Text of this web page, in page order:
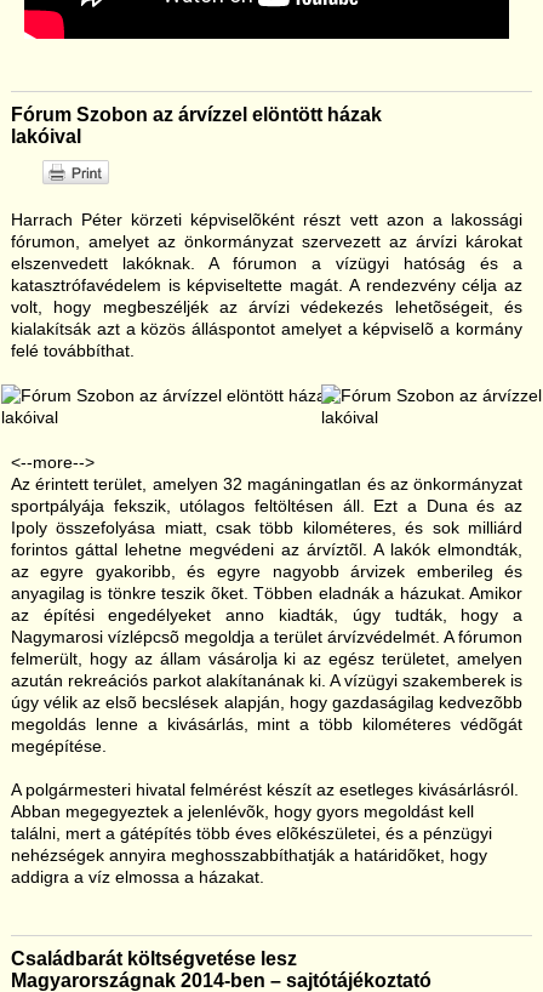
Fórum Szobon az árvízzel elöntött házak
lakóival
Harrach Péter körzeti képviselõként részt vett azon a lakossági
fórumon, amelyet az önkormányzat szervezett az árvízi károkat
elszenvedett lakóknak. A fórumon a vízügyi hatóság és a
katasztrófavédelem is képviseltette magát. A rendezvény célja az
volt, hogy megbeszéljék az árvízi védekezés lehetõségeit, és
kialakítsák azt a közös álláspontot amelyet a képviselõ a kormány
felé továbbíthat.
<--more-->
Az érintett terület, amelyen 32 magáningatlan és az önkormányzat
sportpályája fekszik, utólagos feltöltésen áll. Ezt a Duna és az
Ipoly összefolyása miatt, csak több kilométeres, és sok milliárd
forintos gáttal lehetne megvédeni az árvíztõl. A lakók elmondták,
az egyre gyakoribb, és egyre nagyobb árvizek emberileg és
anyagilag is tönkre teszik õket. Többen eladnák a házukat. Amikor
az építési engedélyeket anno kiadták, úgy tudták, hogy a
Nagymarosi vízlépcsõ megoldja a terület árvízvédelmét. A fórumon
felmerült, hogy az állam vásárolja ki az egész területet, amelyen
azután rekreációs parkot alakítanának ki. A vízügyi szakemberek is
úgy vélik az elsõ becslések alapján, hogy gazdaságilag kedvezõbb
megoldás lenne a kivásárlás, mint a több kilométeres védõgát
megépítése.
A polgármesteri hivatal felmérést készít az esetleges kivásárlásról.
Abban megegyeztek a jelenlévõk, hogy gyors megoldást kell
találni, mert a gátépítés több éves elõkészületei, és a pénzügyi
nehézségek annyira meghosszabbíthatják a határidõket, hogy
addigra a víz elmossa a házakat.
Családbarát költségvetése lesz
Magyarországnak 2014-ben – sajtótájékoztató